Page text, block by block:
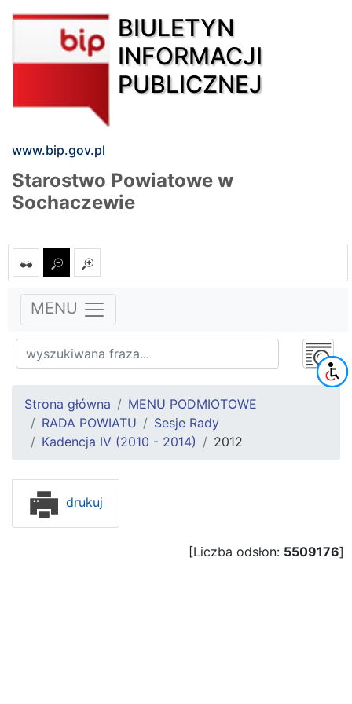
BIULETYN
INFORMACJI
PUBLICZNEJ
www.bip.gov.pl
Starostwo Powiatowe w
Sochaczewie
MENU
Strona główna
MENU PODMIOTOWE
RADA POWIATU
Sesje Rady
Kadencja IV (2010 - 2014)
2012
drukuj
[Liczba odsłon: 5509176]